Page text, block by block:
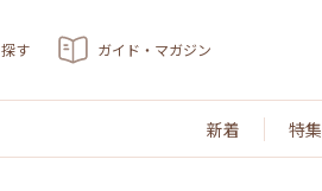
す ガイド・マガジン
新着 特集